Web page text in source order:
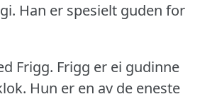
Han er spesielt guden for
Frigg. Frigg er ei gudinne
Hun er en av de eneste